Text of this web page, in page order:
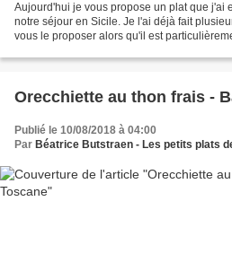
Aujourd'hui je vous propose un plat que j'ai
notre séjour en Sicile. Je l'ai déjà fait
vous le proposer alors qu'il est
Orecchiette au thon frais -
Publié le 10/08/2018 à 04:00
Par Béatrice Butstraen - Les petits plats